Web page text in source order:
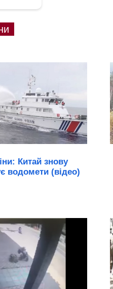
Китай знову
водомети (відео)